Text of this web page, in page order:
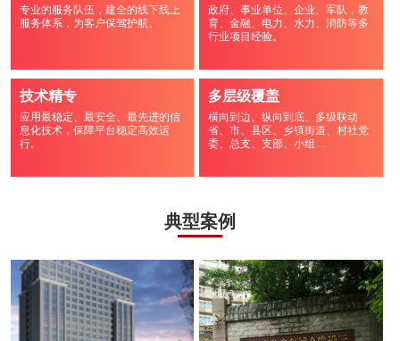
专业的服务队伍，建全的线下线上
服务体系，为客户保驾护航。
政府、事业单位、企业、军队，教
育、金融、电力、水力、消防等多
行业项目经验。
技术精专
应用最稳定、最安全、最先进的信
息化技术，保障平台稳定高效运
行。
多层级覆盖
横向到边、纵向到底、多级联动
省、市、县区、乡镇街道、村社党
委、总支、支部、小组 ...
典型案例